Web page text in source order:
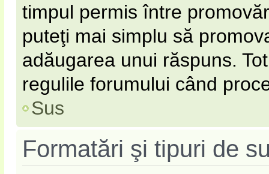
timpul permis între
puteţi mai simplu să
adăugarea unui răspuns.
regulile forumului când
Sus
Formatări şi tipuri de